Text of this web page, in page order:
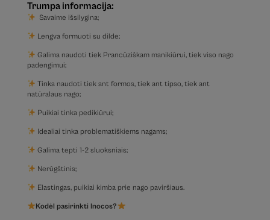
Trumpa informacija:
Savaime išsilygina;
Lengva formuoti su dilde;
Galima naudoti tiek Prancūziškam manikiūrui, tiek viso nago
padengimui;
Tinka naudoti tiek ant formos, tiek ant tipso, tiek ant
natūralaus nago;
Puikiai tinka pedikiūrui;
Idealiai tinka problematiškiems nagams;
Galima tepti 1-2 sluoksniais;
Nerūgštinis;
Elastingas, puikiai kimba prie nago paviršiaus.
Kodėl pasirinkti Inocos?